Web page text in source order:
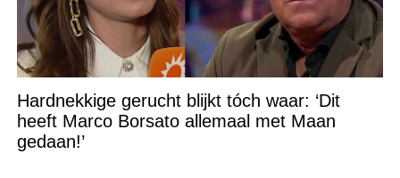
Hardnekkige gerucht blijkt tóch waar: ‘Dit
heeft Marco Borsato allemaal met Maan
gedaan!’